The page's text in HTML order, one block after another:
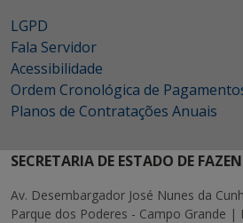
LGPD
Fala Servidor
Acessibilidade
Ordem Cronológica de
Planos de Contratações Anuais
SECRETARIA DE ESTADO DE
Av. Desembargador José Nunes da
Parque dos Poderes - Campo Grande |